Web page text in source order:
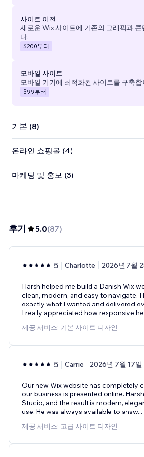
사이트 이전
새로운 Wix 사이트에 기존의 그래픽과 콘
다.
$200부터
모바일 사이트
모바일 기기에 최적화된 사이트를 구축합
$99부터
기본 (8)
온라인 쇼핑몰 (4)
마케팅 및 홍보 (3)
후기 5.0(87)
5 Charlotte 2026년 7월
Harsh helped me build a Danish Wix
clean, modern, and easy to navigate.
exactly what I wanted and delivered
I really appreciated how responsive he
제공 서비스: 기본 사이트 디자인
5 Carrie 2026년 7월 17일
Our new Wix website has completely
our business is presented online.
Studio, and the result is modern,
use. He was always available to answ...
제공 서비스: 고급 사이트 디자인